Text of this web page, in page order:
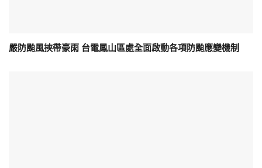
嚴防颱風挾帶豪雨 台電鳳山區處全面啟動各項防颱應變機制